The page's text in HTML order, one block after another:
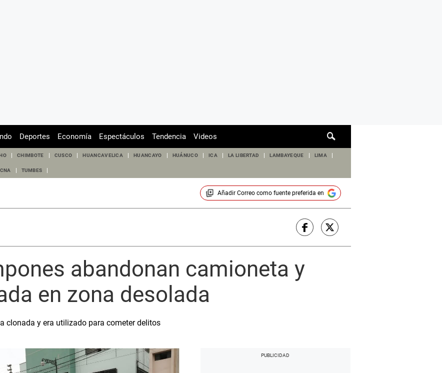
de
Deportes Economía Espectáculos Tendencia Videos
CHIMBOTE CUSCO HUANCAVELICA HUANCAYO HUÁNUCO ICA LA LIBERTAD LAMBAYEQUE LIMA
TUMBES
Añadir Correocomo fuente preferida en
abandonan camioneta y
en zona desolada
clonada y era utilizado para cometer delitos